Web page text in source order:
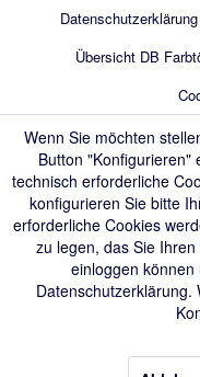
Datenschutzerklärung
Übersicht DB
Wenn Sie möchten
Button "Konfigurieren"
technisch erforderliche
konfigurieren Sie bitte
erforderliche Cookies
zu legen, das Sie
einloggen
Datenschutzerklärung.